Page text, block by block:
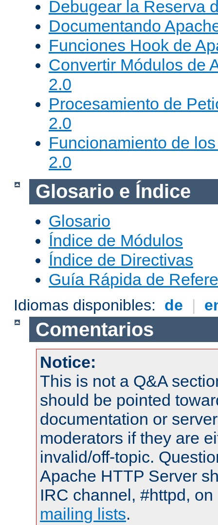
Debugear la Reserva
Documentando
Funciones Hook de
Convertir Módulos de
2.0
Procesamiento de
2.0
Funcionamiento de
2.0
Glosario e Índice
Glosario
Índice de Módulos
Índice de Directivas
Guía Rápida de
Idiomas disponibles: de |
Comentarios
Notice:
This is not a Q&A
should be pointed
documentation or
moderators if they are
invalid/off-topic.
Apache HTTP Server
IRC channel, #httpd,
mailing lists.